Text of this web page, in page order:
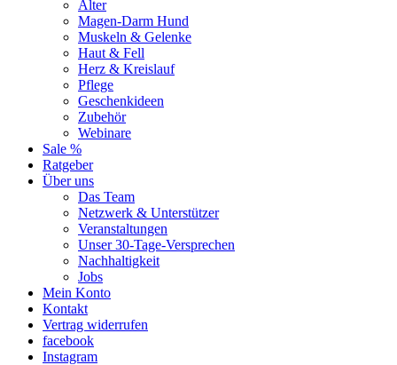
Alter
Magen-Darm Hund
Muskeln & Gelenke
Haut & Fell
Herz & Kreislauf
Pflege
Geschenkideen
Zubehör
Webinare
Sale %
Ratgeber
Über uns
Das Team
Netzwerk & Unterstützer
Veranstaltungen
Unser 30-Tage-Versprechen
Nachhaltigkeit
Jobs
Mein Konto
Kontakt
Vertrag widerrufen
facebook
Instagram